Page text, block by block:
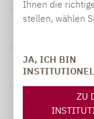
Ihnen die
stellen, wählen
JA, ICH BIN
ZU